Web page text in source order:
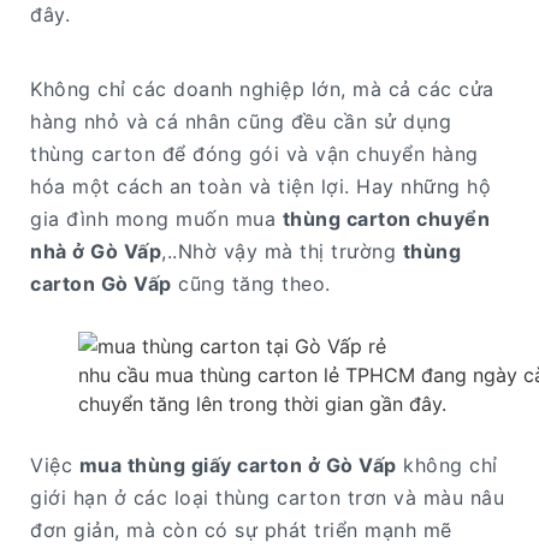
đây.
Không chỉ các doanh nghiệp lớn, mà cả các cửa
hàng nhỏ và cá nhân cũng đều cần sử dụng
thùng carton để đóng gói và vận chuyển hàng
hóa một cách an toàn và tiện lợi. Hay những hộ
gia đình mong muốn mua thùng carton chuyển
nhà ở Gò Vấp,..Nhờ vậy mà thị trường thùng
carton Gò Vấp cũng tăng theo.
nhu cầu mua thùng carton lẻ TPHCM đang ngày
chuyển tăng lên trong thời gian gần đây.
Việc mua thùng giấy carton ở Gò Vấp không chỉ
giới hạn ở các loại thùng carton trơn và màu nâu
đơn giản, mà còn có sự phát triển mạnh mẽ